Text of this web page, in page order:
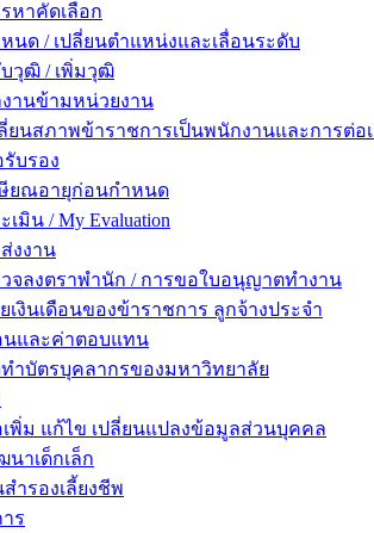
หาคัดเลือก
นด / เปลี่ยนตำแหน่งและเลื่อนระดับ
บวุฒิ / เพิ่มวุฒิ
านข้ามหน่วยงาน
ยนสภาพข้าราชการเป็นพนักงานและการต่อ
บรอง
ษียณอายุก่อนกำหนด
เมิน / My Evaluation
งงาน
จลงตราพำนัก / การขอใบอนุญาตทำงาน
เงินเดือนของข้าราชการ ลูกจ้างประจำ
นและค่าตอบแทน
ำบัตรบุคลากรของมหาวิทยาลัย
พิ่ม แก้ไข เปลี่ยนแปลงข้อมูลส่วนบุคคล
าเด็กเล็ก
ำรองเลี้ยงชีพ
ร